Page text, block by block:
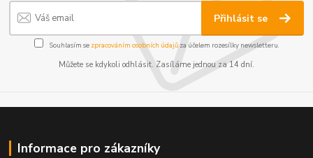
Přihlásit se
Souhlasím se zpracováním osobních údajůza účelem rozesílky newsletteru.
Můžete se kdykoli odhlásit. Zasíláme jednou za 14 dní.
Informace pro zákazníky